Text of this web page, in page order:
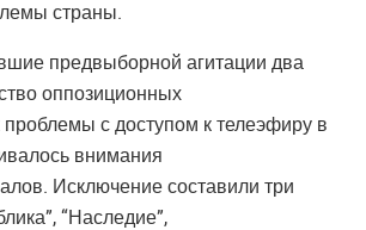
страны.
предвыборной агитации два
оппозиционных
с доступом к телеэфиру в
внимания
Исключение составили три
“Наследие”,